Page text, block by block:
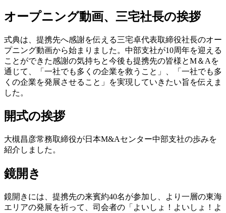
オープニング動画、三宅社長の挨拶
式典は、提携先へ感謝を伝える三宅卓代表取締役社長のオー
プニング動画から始まりました。中部支社が10周年を迎える
ことができた感謝の気持ちと今後も提携先の皆様とM＆Aを
通じて、「一社でも多くの企業を救うこと」、「一社でも多
くの企業を発展させること」を実現していきたい旨を伝えま
した。
開式の挨拶
大槻昌彦常務取締役が日本M&Aセンター中部支社の歩みを
紹介しました。
鏡開き
鏡開きには、提携先の来賓約40名が参加し、より一層の東海
エリアの発展を祈って、司会者の「よいしょ！よいしょ！よ